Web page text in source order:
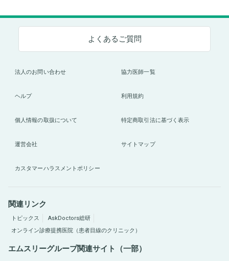
よくあるご質問
法人のお問い合わせ 協力医師一覧
ヘルプ 利用規約
個人情報の取扱について 特定商取引法に基づく表示
運営会社 サイトマップ
カスタマーハラスメントポリシー
関連リンク
トピックス
AskDoctors総研
オンライン診療提携医院（患者目線のクリニック）
エムスリーグループ関連サイト（一部）